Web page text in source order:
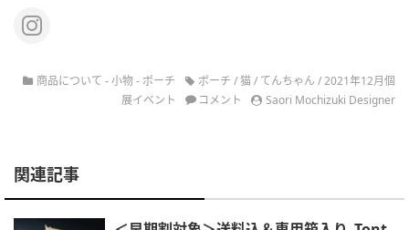
商品について - 小物 - ポーチ ポーチ /猫/ てんちゃん /2021年12月個
展イベント
コメント Saori Mochizuki Designer
関連記事